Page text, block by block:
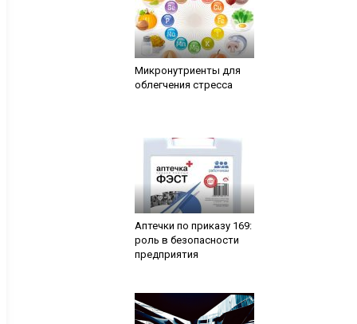
Микронутриенты для
облегчения стресса
Аптечки по приказу 169:
роль в безопасности
предприятия